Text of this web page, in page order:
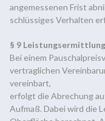
angemessenen Frist
schlüssiges Verhalten
§ 9
Bei einem
vertraglichen
vereinbart,
erfolgt die Abrechung
Aufmaß. Dabei wird die